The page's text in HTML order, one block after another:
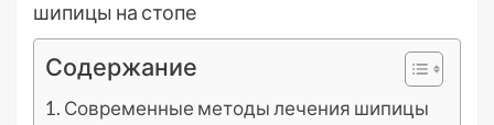
Содержание
Современные методы лечения шипицы